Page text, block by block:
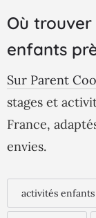
Où trouver
enfants
Sur Parent
stages et
France,
envies.
activités enfants